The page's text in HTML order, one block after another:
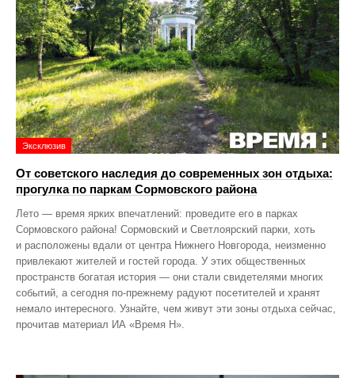
Эксклюзив
От советского наследия до современных зон отдыха:
прогулка по паркам Сормовского района
Лето — время ярких впечатлений: проведите его в парках
Сормовского района! Сормовский и Светлоярский парки, хоть
и расположены вдали от центра Нижнего Новгорода, неизменно
привлекают жителей и гостей города. У этих общественных
пространств богатая история — они стали свидетелями многих
событий, а сегодня по‑прежнему радуют посетителей и хранят
немало интересного. Узнайте, чем живут эти зоны отдыха сейчас,
прочитав материал ИА «Время Н».